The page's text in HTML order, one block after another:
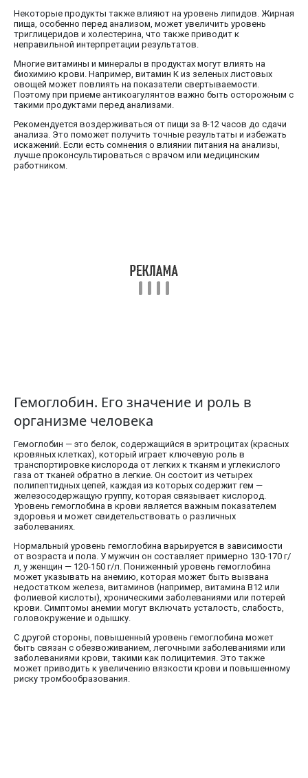
Некоторые продукты также влияют на уровень липидов. Жирная
пища, особенно перед анализом, может увеличить уровень
триглицеридов и холестерина, что также приводит к
неправильной интерпретации результатов.
Многие витамины и минералы в продуктах могут влиять на
биохимию крови. Например, витамин К из зеленых листовых
овощей может повлиять на показатели свертываемости.
Поэтому при приеме антикоагулянтов важно быть осторожным с
такими продуктами перед анализами.
Рекомендуется воздерживаться от пищи за 8-12 часов до сдачи
анализа. Это поможет получить точные результаты и избежать
искажений. Если есть сомнения о влиянии питания на анализы,
лучше проконсультироваться с врачом или медицинским
работником.
Гемоглобин. Его значение и роль в
организме человека
Гемоглобин — это белок, содержащийся в эритроцитах (красных
кровяных клетках), который играет ключевую роль в
транспортировке кислорода от легких к тканям и углекислого
газа от тканей обратно в легкие. Он состоит из четырех
полипептидных цепей, каждая из которых содержит гем —
железосодержащую группу, которая связывает кислород.
Уровень гемоглобина в крови является важным показателем
здоровья и может свидетельствовать о различных
заболеваниях.
Нормальный уровень гемоглобина варьируется в зависимости
от возраста и пола. У мужчин он составляет примерно 130-170 г/
л, у женщин — 120-150 г/л. Пониженный уровень гемоглобина
может указывать на анемию, которая может быть вызвана
недостатком железа, витаминов (например, витамина B12 или
фолиевой кислоты), хроническими заболеваниями или потерей
крови. Симптомы анемии могут включать усталость, слабость,
головокружение и одышку.
С другой стороны, повышенный уровень гемоглобина может
быть связан с обезвоживанием, легочными заболеваниями или
заболеваниями крови, такими как полицитемия. Это также
может приводить к увеличению вязкости крови и повышенному
риску тромбообразования.